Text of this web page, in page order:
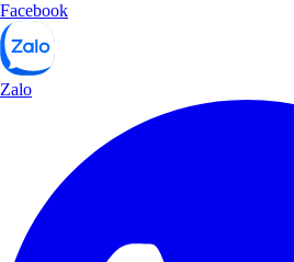
Facebook
Zalo